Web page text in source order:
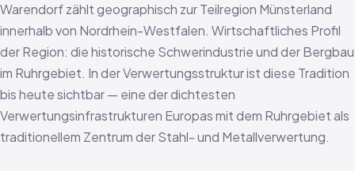
Warendorf zählt geographisch zur Teilregion Münsterland
innerhalb von Nordrhein-Westfalen. Wirtschaftliches Profil
der Region: die historische Schwerindustrie und der Bergbau
im Ruhrgebiet. In der Verwertungsstruktur ist diese Tradition
bis heute sichtbar — eine der dichtesten
Verwertungsinfrastrukturen Europas mit dem Ruhrgebiet als
traditionellem Zentrum der Stahl- und Metallverwertung.